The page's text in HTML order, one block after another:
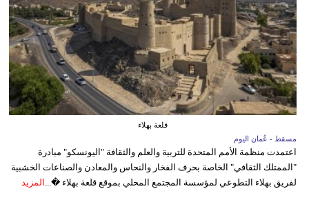
قلعة بهلاء
مسقط - عُمان اليوم
اعتمدت منظمة الأمم المتحدة للتربية والعلم والثقافة "اليونسكو" مبادرة
"الممتلك الثقافي" الخاصة بحرف الفخار والنحاس والمعادن والصناعات الخشبية
لفريق بهلاء التطوعي لمؤسسة المجتمع المحلي بموقع قلعة بهلاء �... المزيد